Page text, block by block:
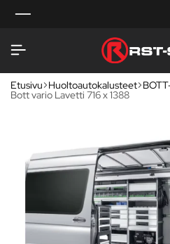
Etusivu Huoltoautokalusteet
Bott vario Lavetti 716 x 1388